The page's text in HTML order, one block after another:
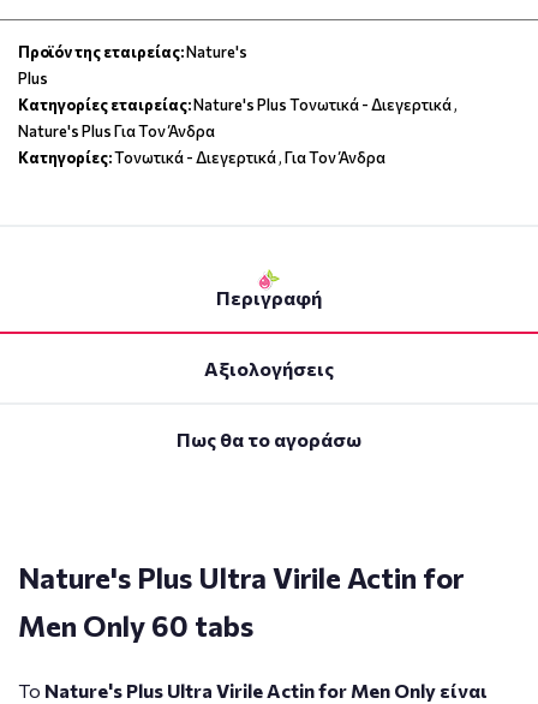
Προϊόν της εταιρείας:Nature's
Plus
Κατηγορίες εταιρείας:Nature's Plus Τονωτικά - Διεγερτικά,
Nature's Plus Για Τον Άνδρα
Κατηγορίες:Τονωτικά - Διεγερτικά,Για Τον Άνδρα
Περιγραφή
Αξιολογήσεις
Πως θα το αγοράσω
Nature's Plus Ultra Virile Actin for
Men Only 60 tabs
Το Nature's Plus Ultra Virile Actin for Men Only είναι